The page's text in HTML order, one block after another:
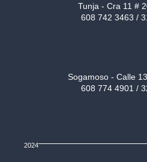
Tunja - Cra 11 #
608 742 3463 /
Sogamoso - Calle
608 774 4901 /
2024